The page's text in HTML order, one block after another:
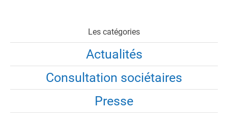
Les catégories
Actualités
Consultation sociétaires
Presse